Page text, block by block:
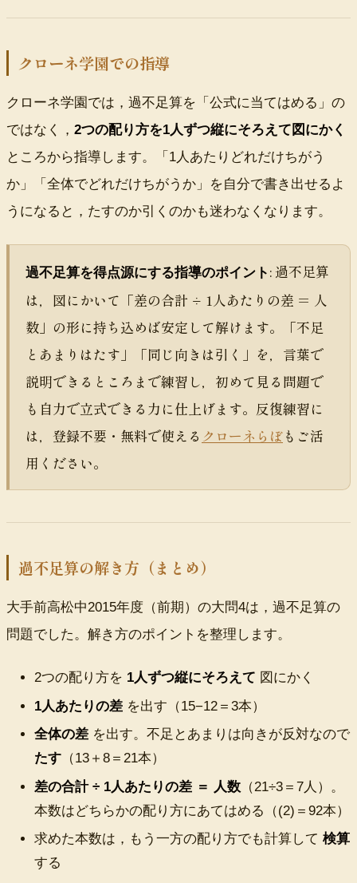
クローネ学園での指導
クローネ学園では，過不足算を「公式に当てはめる」の
ではなく， 2つの配り方を1人ずつ縦にそろえて図にかく
ところから指導します。「 1人 あたりどれだけちがう
か」「全体でどれだけちがうか」を自分で書き出せるよ
うになると，たすのか引くのかも迷わなくなります。
過不足算を得点源にする指導のポイント : 過不足算
は，図にかいて「差の合計 ÷ 1人 あたりの差 ＝ 人
数」の形に持ち込めば安定して解けます。「不足
とあまりはたす」「同じ向きは引く」を，言葉で
説明できるところまで練習し，初めて見る問題で
も自力で立式できる力に仕上げます。反復練習に
は，登録不要・無料で使える クローネらぼもご活
用ください。
過不足算の解き方（まとめ）
大手前高松中2015年度（前期）の大問4は，過不足算の
問題でした。解き方のポイントを整理します。
2つの配り方を 1人ずつ縦にそろえて 図にかく
1人あたりの差 を出す（15−12＝3本）
全体の差 を出す。不足とあまりは向きが反対なので
たす （13＋8＝21本）
差の合計 ÷ 1人あたりの差 ＝ 人数 （21÷3＝7人 ）。
本数はどちらかの配り方にあてはめる（(2)＝92本）
求めた本数は，もう一方の配り方でも計算して検算
する